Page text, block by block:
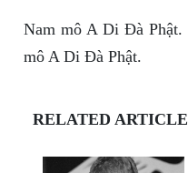
Nam mô A Di Đà
mô A Di Đà Phật.
RELATED